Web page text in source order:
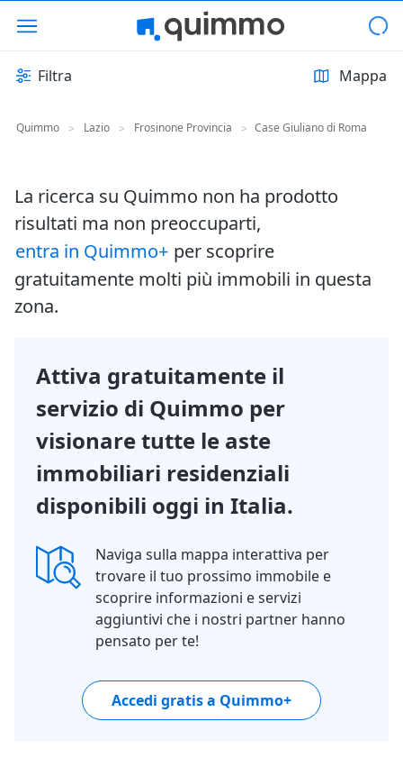
Filtra Mappa
Quimmo > Lazio > Frosinone Provincia > Case Giuliano di Roma
La ricerca su Quimmo non ha prodotto
risultati ma non preoccuparti,
entra in Quimmo+ per scoprire
gratuitamente molti più immobili in questa
zona.
Attiva gratuitamente il
servizio di Quimmo per
visionare tutte le aste
immobiliari residenziali
disponibili oggi in Italia.
Naviga sulla mappa interattiva per
trovare il tuo prossimo immobile e
scoprire informazioni e servizi
aggiuntivi che i nostri partner hanno
pensato per te!
Accedi gratis a Quimmo+